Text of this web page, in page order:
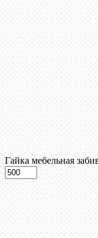
Гайка мебельная